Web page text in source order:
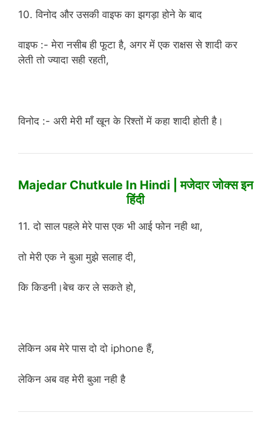
10. विनोद और उसकी वाइफ का झगड़ा होने के बाद
वाइफ :- मेरा नसीब ही फूटा है, अगर में एक राक्षस से शादी कर
लेती तो ज्यादा सही रहती,
विनोद :- अरी मेरी माँ खून के रिश्तों में कहा शादी होती है।
Majedar Chutkule In Hindi | मजेदार जोक्स इन
हिंदी
11. दो साल पहले मेरे पास एक भी आई फोन नही था,
तो मेरी एक ने बुआ मुझे सलाह दी,
कि किडनी।बेच कर ले सकते हो,
लेकिन अब मेरे पास दो दो iphone हैं,
लेकिन अब वह मेरी बुआ नही है